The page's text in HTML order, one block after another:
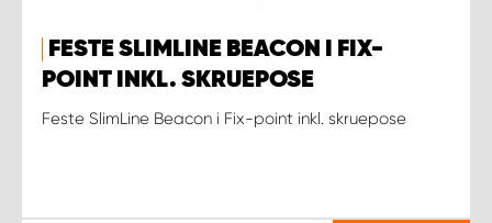
FESTE SLIMLINE BEACON I FIX-
POINT INKL. SKRUEPOSE
Feste SlimLine Beacon i Fix-point inkl. skruepose